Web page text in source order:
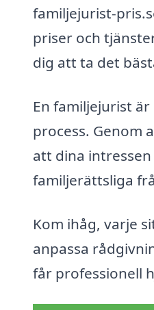
familjejurist-
priser och
dig att ta det
En familjejurist
process. Genom
att dina
familjerättsliga
Kom ihåg, varje
anpassa
får professionell